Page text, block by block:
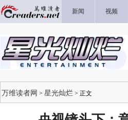
新闻 视频
万维读者网 > 星光灿烂 > 正文